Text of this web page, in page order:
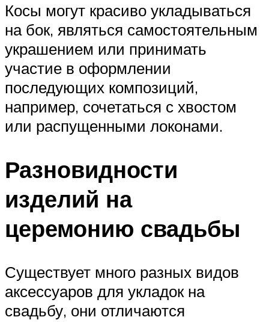
Косы могут красиво укладываться
на бок, являться самостоятельным
украшением или принимать
участие в оформлении
последующих композиций,
например, сочетаться с хвостом
или распущенными локонами.
Разновидности
изделий на
церемонию свадьбы
Существует много разных видов
аксессуаров для укладок на
свадьбу, они отличаются